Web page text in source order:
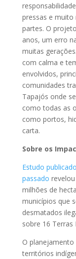
pressas e
partes. O
anos, um erro
muitas
com calma e
envolvidos,
comunidades
Tapajós onde
como todas as
como portos,
carta.
Sobre os
Estudo
passado
milhões de
municípios que
desmatados
sobre 16 Terras
O
territórios